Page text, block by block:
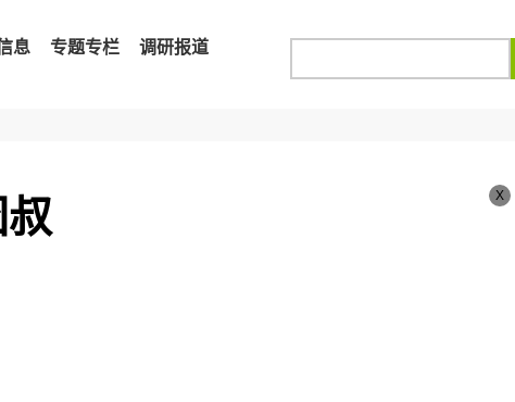
息 专题专栏 调研报道
X